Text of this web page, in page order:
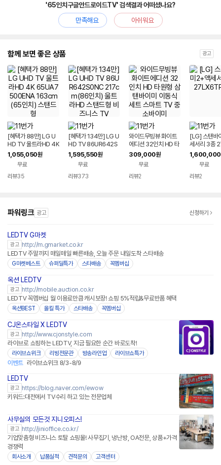
'65인치구글안드로이드TV' 검색결과 어떠셨나요?
만족해요
아쉬워요
함께 보면 좋은 상품 광고
[혜택가 88만] LG U
HD TV 울트라HD 4K
65UA7500ENA 16
3cm(65인치) 스탠드
1,055,050원
무료
리뷰35
[혜택가 134만] LG U
HD TV 86UR642S
0NC 217cm(86인
치) 울트라HD 스탠드
형 비즈니스 TV
1,595,550원
무료
리뷰373
와이드무빙뷰 화이트
에디션 32인치 HD 타
원형 삼탠바이미 이동
식 세트 스마트 TV 중
소바이미
309,000원
무료
리뷰2
[LG] 스탠바
세서리 3종
PGAA
1,600,000
무료
리뷰2
파워링크 광고 신청하기
LEDTV G마켓
광고 http://m.gmarket.co.kr
LEDTV 주말까지 매일매일 빠른배송, 오늘 주문 내일도착 스타배송
G마켓베스트 슈퍼딜특가 스타배송 꼭멤버십
옥션 LEDTV
광고 http://mobile.auction.co.kr
LEDTV 꼭멤버십 월 이용료만큼 캐시보장! 쇼핑 5%적립&무료반품 혜택
옥션BEST 올킬 특가 스타배송 꼭멤버십
CJ온스타일 X LEDTV
광고 http://www.cjonstyle.com
라이브로 쇼핑하는 LEDTV, 지금 필요한 순간 바로도착!
라이브쇼위크 리빙전문관 방송라인업 라이브쇼특가
이벤트 라이브쇼위크 8/3-8/9
LEDTV
광고 https://blog.naver.com/ewow
키워드:대전에서 TV수리 하고 있는 전문업체
사무실의 모든것 지니오피스!
광고 http://jinioffice.co.kr/
기업맞춤형 비즈니스 토탈 쇼핑몰! 사무집기, 냉난방, OA전문, 상품+가격
경쟁력
회사소개 납품실적 견적문의 고객센터